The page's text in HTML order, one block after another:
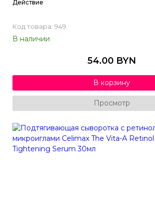
Действие
Код товара: 949
В наличии
54.00 BYN
В корзину
Просмотр